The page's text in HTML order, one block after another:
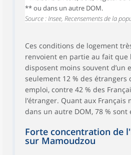
** ou dans un autre DOM.
Source : Insee, Recensements de la
Ces conditions de logement
renvoient en partie au fait que
disposent moins souvent d’un
seulement 12 % des étrangers
emploi, contre 42 % des
l’étranger. Quant aux Français
dans un autre DOM, 78 % sont
Forte concentration de
sur Mamoudzou